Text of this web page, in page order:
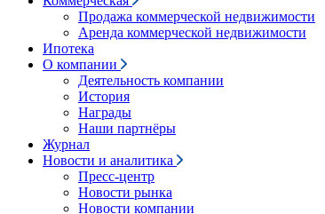
Продажа коммерческой недвижимости
Аренда коммерческой недвижимости
Ипотека
О компании
Деятельность компании
История
Награды
Наши партнёры
Журнал
Новости и аналитика
Пресс-центр
Новости рынка
Новости компании